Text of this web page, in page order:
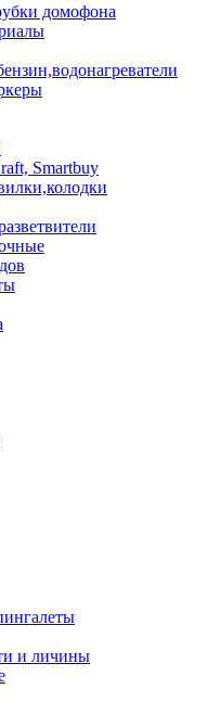
домофона
Smartbuy
и личины